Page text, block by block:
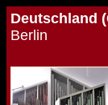
Deutschland
Berlin